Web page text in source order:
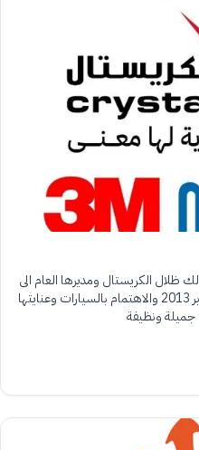
ظلال الكريستال ومديرها العام الى
افتتاح اول مراكز ظلال الكريستال في أكتوبر 2013 والاهتمام بالسيارات وعنايتها
جميلة ونظيفة